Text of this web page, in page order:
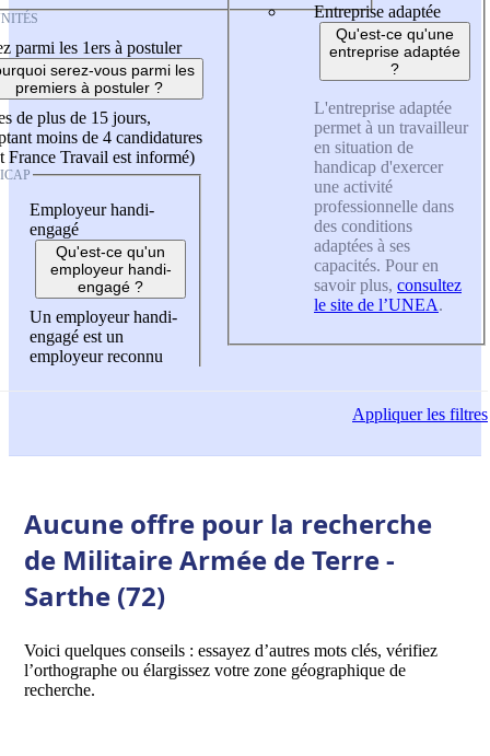
parmi les 1ers à postuler
serez-vous parmi les
premiers à postuler ?
de plus de 15 jours,
moins de 4 candidatures
France Travail est informé)
Employeur handi-
engagé
Qu'est-ce qu'un
employeur handi-
engagé ?
Un employeur handi-
engagé est un
employeur reconnu
Entreprise adaptée
Qu'est-ce qu'une
entreprise adaptée
?
L'entreprise adaptée
permet à un travailleur
en situation de
handicap d'exercer
une activité
professionnelle dans
des conditions
adaptées à ses
capacités. Pour en
savoir plus, consultez
le site de l’UNEA.
Appliquerles filtres
Aucune offre pour la recherche
de Militaire Armée de Terre -
Sarthe (72)
Voici quelques conseils : essayez d’autres mots clés, vérifiez
l’orthographe ou élargissez votre zone géographique de
recherche.